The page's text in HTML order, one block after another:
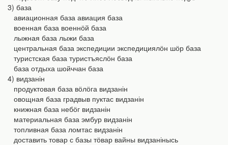
3) база
авиационная база авиация база
военная база военнӧй база
лыжная база лыжи база
центральная база экспедиции экспедициялӧн шӧр база
туристская база туристъяслӧн база
база отдыха шойччан база
4) видзанін
продуктовая база вӧлӧга видзанін
овощная база градвыв пуктас видзанін
книжная база небӧг видзанін
материальная база эмбур видзанін
топливная база ломтас видзанін
доставить товар с базы тӧвар вайны видзанінысь